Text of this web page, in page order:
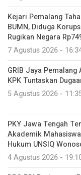
Kejari Pemalang
BUMN, Diduga
Rugikan Negara
7 Agustus 2026 -
GRIB Jaya
KPK Tuntaskan
5 Agustus 2026 -
PKY Jawa Tengah
Akademik
Hukum UNSIQ
4 Agustus 2026 -